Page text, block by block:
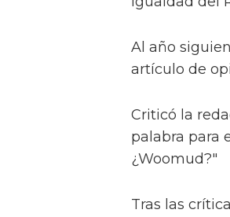
Al año
artículo de
Criticó la
palabra para
¿Woomud?"
Tras las